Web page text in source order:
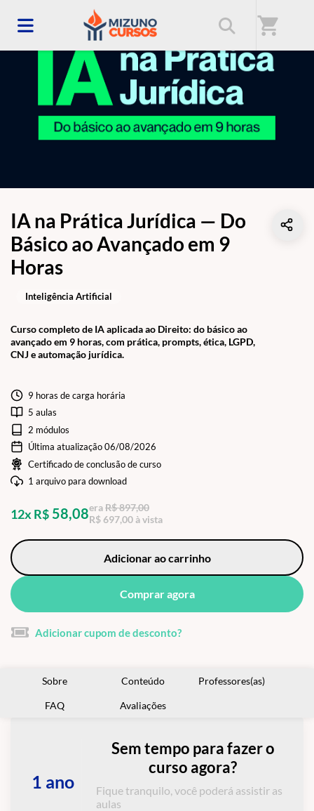
shopping_cart
IA na Prática Jurídica — Do
Básico ao Avançado em 9
Horas
Curso completo de IA aplicada ao Direito: do básico ao
avançado em 9 horas, com prática, prompts, ética, LGPD,
CNJ e automação jurídica.
Inteligência Artificial
9 horas de carga horária
5 aulas
2 módulos
Última atualização 06/08/2026
Certificado de conclusão de curso
1 arquivo para download
12x R$ 58,08eraR$ 897,00
R$ 697,00 à vista
Adicionar ao carrinho
Comprar agora
Adicionar cupom de desconto?
Sobre Conteúdo Professores(as)
FAQ Avaliações
1 ano
Sem tempo para fazer o
curso agora?
Fique tranquilo, você poderá assistir as
aulas